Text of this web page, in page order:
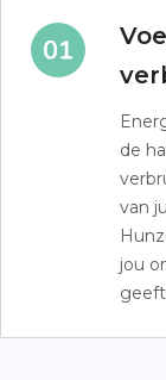
de
van
jou